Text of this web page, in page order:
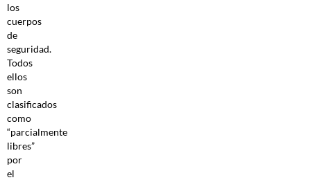
los
cuerpos
de
seguridad.
Todos
ellos
son
clasificados
como
“parcialmente
libres”
por
el